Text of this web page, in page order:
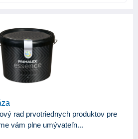
rad prvotriednych produktov pre
vám plne umývateľn...